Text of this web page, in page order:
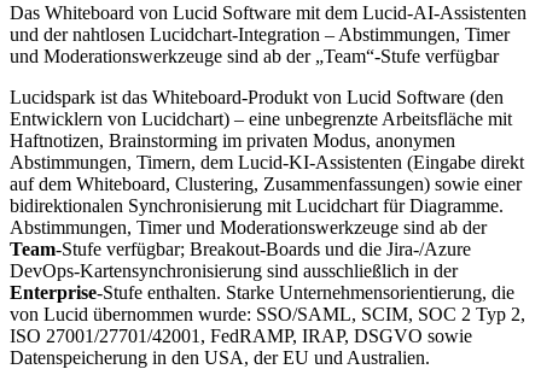
Das Whiteboard von Lucid Software mit dem Lucid-AI-Assistenten
und der nahtlosen Lucidchart-Integration – Abstimmungen, Timer
und Moderationswerkzeuge sind ab der „Team“-Stufe verfügbar
Lucidspark ist das Whiteboard-Produkt von Lucid Software (den
Entwicklern von Lucidchart) – eine unbegrenzte Arbeitsfläche mit
Haftnotizen, Brainstorming im privaten Modus, anonymen
Abstimmungen, Timern, dem Lucid-KI-Assistenten (Eingabe direkt
auf dem Whiteboard, Clustering, Zusammenfassungen) sowie einer
bidirektionalen Synchronisierung mit Lucidchart für Diagramme.
Abstimmungen, Timer und Moderationswerkzeuge sind ab der
Team-Stufe verfügbar; Breakout-Boards und die Jira-/Azure
DevOps-Kartensynchronisierung sind ausschließlich in der
Enterprise-Stufe enthalten. Starke Unternehmensorientierung, die
von Lucid übernommen wurde: SSO/SAML, SCIM, SOC 2 Typ 2,
ISO 27001/27701/42001, FedRAMP, IRAP, DSGVO sowie
Datenspeicherung in den USA, der EU und Australien.